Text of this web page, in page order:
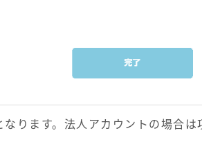
ります。法人アカウントの場合は